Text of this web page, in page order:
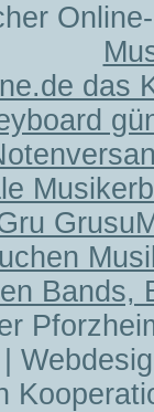
das
Bands,
|